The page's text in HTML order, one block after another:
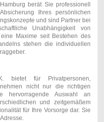
berät Sie professionell
Ihres persönlichen
und sind Partner bei
Unabhängigkeit von
Maxime seit Bestehen des
stehen die individuellen
bietet für Privatpersonen,
nicht nur die richtigen
hervorragende Auswahl an
und zeitgemäßem
für Ihre Vorsorge dar. Sie